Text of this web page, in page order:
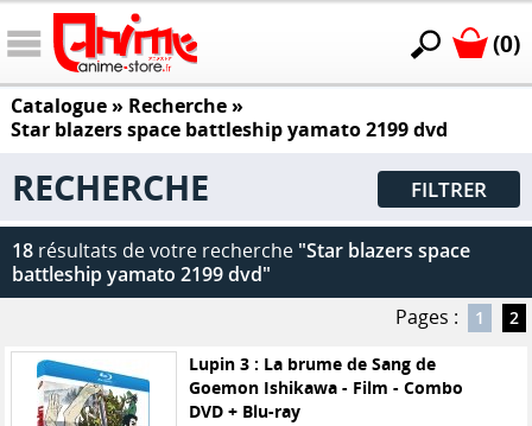
(0)
Catalogue» Recherche »
Star blazers space battleship yamato 2199 dvd
RECHERCHE FILTRER
18 résultats de votre recherche "Star blazers space
battleship yamato 2199 dvd"
Pages :
1 2
Lupin 3 : La brume de Sang de
Goemon Ishikawa - Film - Combo
DVD + Blu-ray